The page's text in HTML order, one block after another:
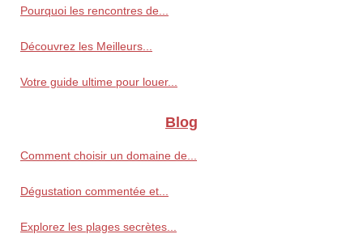
Pourquoi les rencontres de...
Découvrez les Meilleurs...
Votre guide ultime pour louer...
Blog
Comment choisir un domaine de...
Dégustation commentée et...
Explorez les plages secrètes...